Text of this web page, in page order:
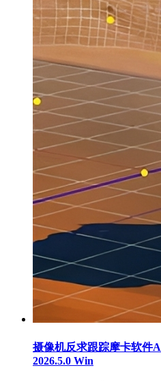
摄像机反求跟踪摩卡软件
2026.5.0 Win